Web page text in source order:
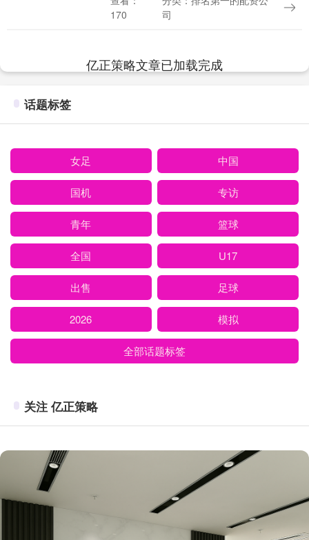
额为4487万元。 2025年中期配资网上....
170
司
亿正策略文章已加载完成
话题标签
女足 中国
国机 专访
青年 篮球
全国 U17
出售 足球
2026 模拟
全部话题标签
关注 亿正策略